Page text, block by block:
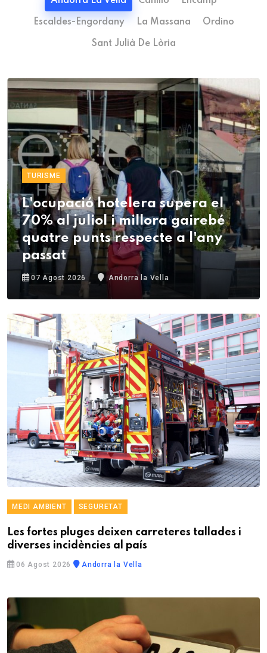
Escaldes-Engordany La Massana Ordino
Sant Julià De Lòria
TURISME
L'ocupació hotelera supera el
70% al juliol i millora gairebé
quatre punts respecte a l'any
passat
07 Agost 2026 Andorra la Vella
MEDI AMBIENT SEGURETAT
Les fortes pluges deixen carreteres tallades i
diverses incidències al país
06 Agost 2026 Andorra la Vella